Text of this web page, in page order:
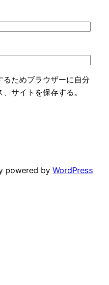
ためブラウザーに自分
サイトを保存する。
powered by WordPress